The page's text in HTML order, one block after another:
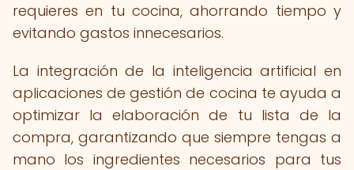
requieres en tu cocina, ahorrando tiempo y
evitando gastos innecesarios.
La integración de la inteligencia artificial en
aplicaciones de gestión de cocina te ayuda a
optimizar la elaboración de tu lista de la
compra, garantizando que siempre tengas a
mano los ingredientes necesarios para tus